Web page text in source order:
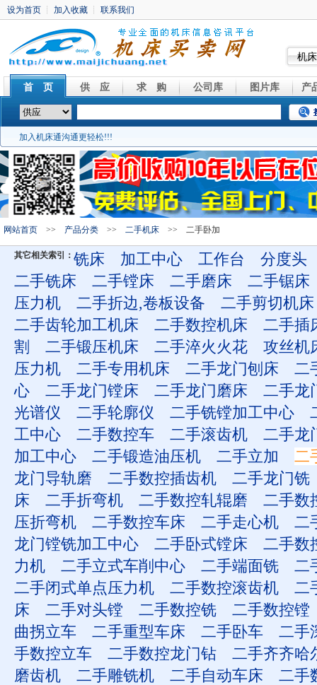
机
首 页 供 应 求 购 公司库 图片库 产
加入机床通沟通更轻松!!!
网站首页 >> 产品分类 >> 二手机床 >> 二手卧加
其它相关索引： 铣床 加工中心 工作台
分度头
二手铣床
二手镗床 二手磨床
二手锯床
压力机
二手折边,卷板设备
二手剪切机床
二手齿轮加工机床
二手数控机床
二手插
割
二手锻压机床 二手淬火火花
攻丝机
压力机
二手专用机床 二手龙门刨床
二
心
二手龙门镗床 二手龙门磨床
二手龙
光谱仪
二手轮廓仪 二手铣镗加工中心
工中心
二手数控车 二手滚齿机
二手龙
加工中心
二手锻造油压机 二手立加
二
龙门导轨磨
二手数控插齿机
二手龙门铣
床
二手折弯机 二手数控轧辊磨
二手数
压折弯机
二手数控车床 二手走心机
二
龙门镗铣加工中心
二手卧式镗床
二手数
力机
二手立式车削中心 二手端面铣
二
二手闭式单点压力机
二手数控滚齿机
二
床
二手对头镗 二手数控铣
二手数控镗
曲拐立车
二手重型车床 二手卧车
二手
手数控立车
二手数控龙门钻
二手齐齐哈
磨齿机
二手雕铣机 二手自动车床
二手